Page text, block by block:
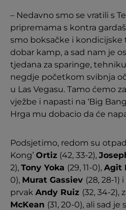
– Nedavno smo se vratili s
pripremama s kontra
smo boksačke i kondicijske
dobar kamp, a sad nam je
tjedana za sparinge,
negdje početkom svibnja
u Las Vegasu. Tamo ćemo
vježbe i napasti na ‘Big
Hrga mu dobacio da će
Podsjetimo, redom su
Kong’ Ortiz (42, 33-2),
2), Tony Yoka (29, 11-0), Agit
0), Murat Gassiev (28, 28-
prvak Andy Ruiz (32, 34-2),
McKean (31, 20-0), ali sad je